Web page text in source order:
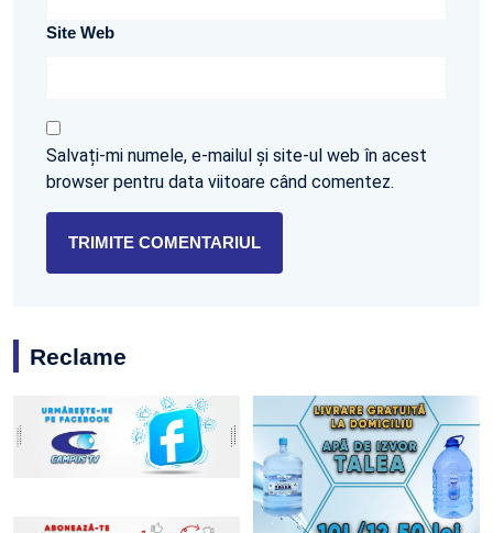
Site Web
Salvați-mi numele, e-mailul și site-ul web în acest
browser pentru data viitoare când comentez.
Reclame